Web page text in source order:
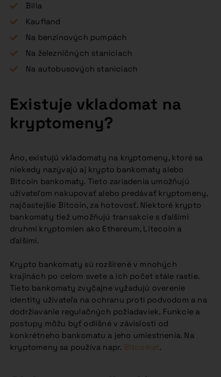
Billa
Kaufland
Na benzínových pumpách
Na železničných staniciach
Na autobusových staniciach
Existuje vkladomat na
kryptomeny?
Áno, existujú vkladomaty na kryptomeny, ktoré sa
niekedy nazývajú aj krypto bankomaty alebo
Bitcoin bankomaty. Tieto zariadenia umožňujú
užívateľom nakupovať alebo predávať kryptomeny,
najčastejšie Bitcoin, za hotovosť. Niektoré krypto
bankomaty tiež umožňujú transakcie s ďalšími
druhmi kryptomien ako Ethereum, Litecoin a
ďalšími.
Krypto bankomaty sú rozšírené v mnohých
krajinách po celom svete a ich počet stále rastie.
Tieto bankomaty zvyčajne vyžadujú overenie
identity užívateľa na ochranu proti podvodom a na
dodržiavanie regulačných požiadaviek. Funkcie a
postupy môžu byť odlišné v závislosti od
konkrétneho bankomatu a jeho umiestnenia. Na
kryptomeny sa používa napr. Bitcomat.